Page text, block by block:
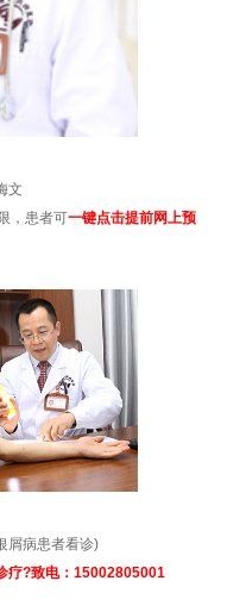
，患者可一键点击提前网上预
病患者看诊)
疗?致电：15002805001